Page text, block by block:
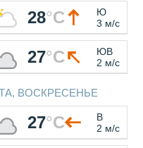
28°C
Ю
3 м/с
27°C
ЮВ
2 м/с
ВОСКРЕСЕНЬЕ
27°C
В
2 м/с